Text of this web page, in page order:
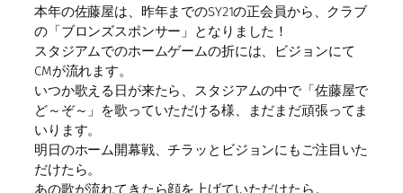
本年の佐藤屋は、昨年までのSY21の正会員から、クラブ
の「ブロンズスポンサー」となりました！
スタジアムでのホームゲームの折には、ビジョンにて
CMが流れます。
いつか歌える日が来たら、スタジアムの中で「佐藤屋で
ど～ぞ～」を歌っていただける様、まだまだ頑張ってま
いります。
明日のホーム開幕戦、チラッとビジョンにもご注目いた
だけたら。
あの歌が流れてきたら顔を上げていただけたら。